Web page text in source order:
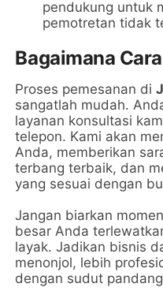
pendukung untuk
pemotretan tidak
Bagaimana
Proses pemesanan di
sangatlah mudah.
layanan konsultasi
telepon. Kami akan
Anda, memberikan
terbang terbaik, dan
yang sesuai dengan
Jangan biarkan
besar Anda
layak. Jadikan bisnis
menonjol, lebih
dengan sudut